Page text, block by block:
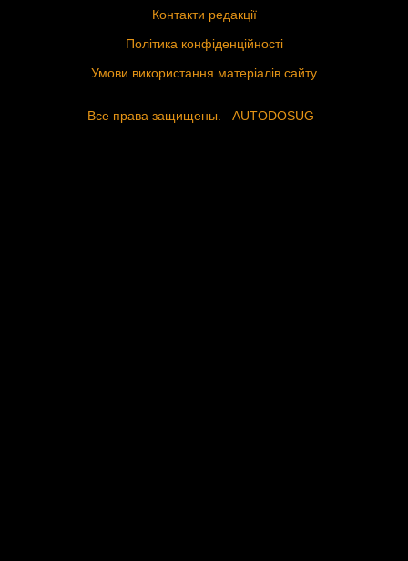
Контакти редакції
Політика конфіденційності
Умови використання матеріалів сайту
Все права защищены. AUTODOSUG